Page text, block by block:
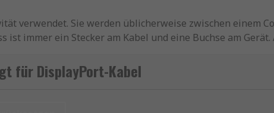
verwendet. Sie werden üblicherweise zwischen einem
immer ein Stecker am Kabel und eine Buchse am Gerät.
für DisplayPort-Kabel